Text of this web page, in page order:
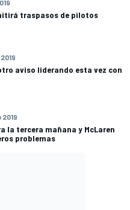
traspasos de pilotos
aviso liderando esta vez con
la tercera mañana y McLaren
problemas